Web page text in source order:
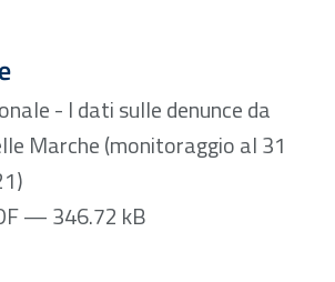
— Dimensione 346.72 kB
- I dati sulle denunce da
Marche (monitoraggio al 31
— 346.72 kB